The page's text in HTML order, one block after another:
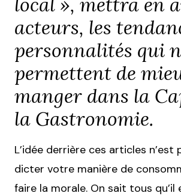
acteurs, les
personnalités qui
permettent de
manger dans la
la Gastronomie.
L’idée derrière ces articles n’est
dicter votre manière de
faire la morale. On sait tous